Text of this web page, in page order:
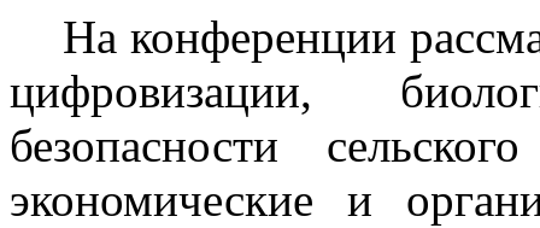
На конференции
цифровизации,
безопасности
экономические и